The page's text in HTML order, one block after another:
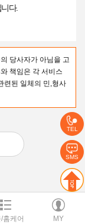
TEL
SMS
니다.
당사자가 아님을 고
책임은 각 서비스
련된 일체의 민,형사
홈케어 MY